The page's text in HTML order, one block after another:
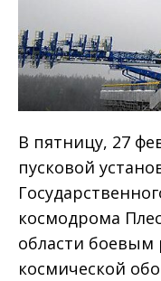
В пятницу, 27
пусковой
космодрома
области боевым
космической